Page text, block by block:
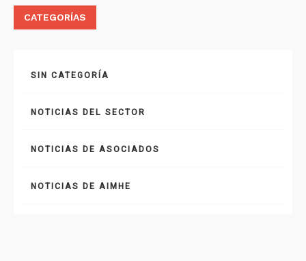
CATEGORÍAS
SIN CATEGORÍA
NOTICIAS DEL SECTOR
NOTICIAS DE ASOCIADOS
NOTICIAS DE AIMHE